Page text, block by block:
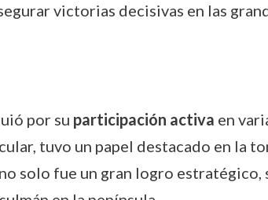
victorias decisivas en las
por su participación activa en
tuvo un papel destacado en la
solo fue un gran logro